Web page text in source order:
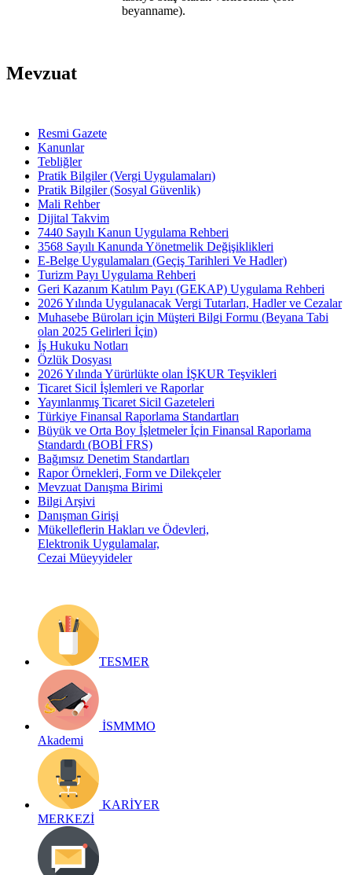
beyanname).
Mevzuat
Resmi Gazete
Kanunlar
Tebliğler
Pratik Bilgiler (Vergi Uygulamaları)
Pratik Bilgiler (Sosyal Güvenlik)
Mali Rehber
Dijital Takvim
7440 Sayılı Kanun Uygulama Rehberi
3568 Sayılı Kanunda Yönetmelik Değişiklikleri
E-Belge Uygulamaları (Geçiş Tarihleri Ve Hadler)
Turizm Payı Uygulama Rehberi
Geri Kazanım Katılım Payı (GEKAP) Uygulama Rehberi
2026 Yılında Uygulanacak Vergi Tutarları, Hadler ve Cezalar
Muhasebe Büroları için Müşteri Bilgi Formu (Beyana Tabi
olan 2025 Gelirleri İçin)
İş Hukuku Notları
Özlük Dosyası
2026 Yılında Yürürlükte olan İŞKUR Teşvikleri
Ticaret Sicil İşlemleri ve Raporlar
Yayınlanmış Ticaret Sicil Gazeteleri
Türkiye Finansal Raporlama Standartları
Büyük ve Orta Boy İşletmeler İçin Finansal Raporlama
Standardı (BOBİ FRS)
Bağımsız Denetim Standartları
Rapor Örnekleri, Form ve Dilekçeler
Mevzuat Danışma Birimi
Bilgi Arşivi
Danışman Girişi
Mükelleflerin Hakları ve Ödevleri,
Elektronik Uygulamalar,
Cezai Müeyyideler
TESMER
İSMMMO
Akademi
KARİYER
MERKEZİ